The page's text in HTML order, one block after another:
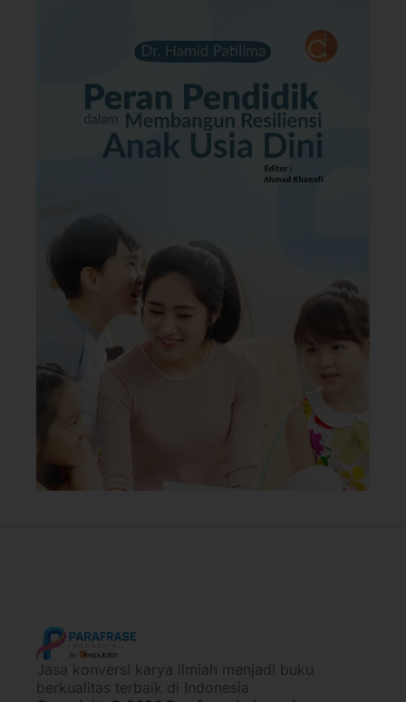
Jasa konversi karya ilmiah menjadi buku
berkualitas terbaik di Indonesia